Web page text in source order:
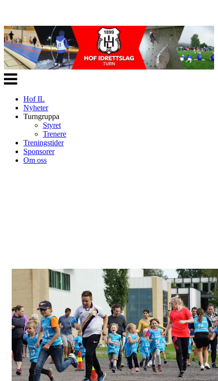
Veksle
navigasjon
Hof IL
Nyheter
Turngruppa
Styret
Trenere
Treningstider
Sponsorer
Om oss